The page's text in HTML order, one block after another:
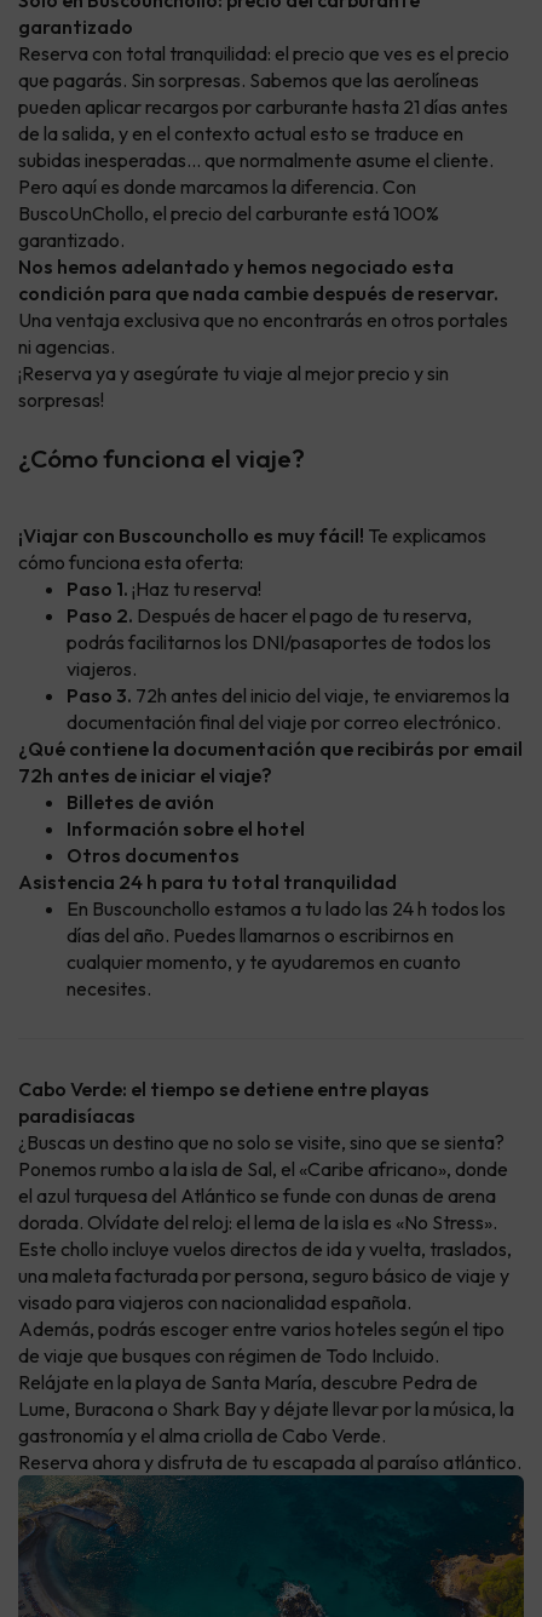
garantizado
Reserva con total tranquilidad: el precio que ves es el precio
que pagarás. Sin sorpresas. Sabemos que las aerolíneas
pueden aplicar recargos por carburante hasta 21 días antes
de la salida, y en el contexto actual esto se traduce en
subidas inesperadas… que normalmente asume el cliente.
Pero aquí es donde marcamos la diferencia. Con
BuscoUnChollo, el precio del carburante está 100%
garantizado.
Nos hemos adelantado y hemos negociado esta
condición para que nada cambie después de reservar.
Una ventaja exclusiva que no encontrarás en otros portales
ni agencias.
¡Reserva ya y asegúrate tu viaje al mejor precio y sin
sorpresas!
¿Cómo funciona el viaje?
¡Viajar con Buscounchollo es muy fácil! Te explicamos
cómo funciona esta oferta:
Paso 1. ¡Haz tu reserva!
Paso 2. Después de hacer el pago de tu reserva,
podrás facilitarnos los DNI/pasaportes de todos los
viajeros.
Paso 3. 72h antes del inicio del viaje, te enviaremos la
documentación final del viaje por correo electrónico.
¿Qué contiene la documentación que recibirás por email
72h antes de iniciar el viaje?
Billetes de avión
Información sobre el hotel
Otros documentos
Asistencia 24 h para tu total tranquilidad
En Buscounchollo estamos a tu lado las 24 h todos los
días del año. Puedes llamarnos o escribirnos en
cualquier momento, y te ayudaremos en cuanto
necesites.
Cabo Verde: el tiempo se detiene entre playas
paradisíacas
¿Buscas un destino que no solo se visite, sino que se sienta?
Ponemos rumbo a la isla de Sal, el «Caribe africano», donde
el azul turquesa del Atlántico se funde con dunas de arena
dorada. Olvídate del reloj: el lema de la isla es «No Stress».
Este chollo incluye vuelos directos de ida y vuelta, traslados,
una maleta facturada por persona, seguro básico de viaje y
visado para viajeros con nacionalidad española.
Además, podrás escoger entre varios hoteles según el tipo
de viaje que busques con régimen de Todo Incluido.
Relájate en la playa de Santa María, descubre Pedra de
Lume, Buracona o Shark Bay y déjate llevar por la música, la
gastronomía y el alma criolla de Cabo Verde.
Reserva ahora y disfruta de tu escapada al paraíso atlántico.